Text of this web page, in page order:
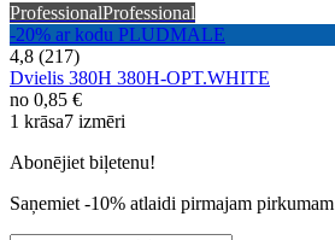
ProfessionalProfessional
-20% ar kodu PLUDMALE
4,8 (217)
Dvielis 380H 380H-OPT.WHITE
no 0,85 €
1 krāsa7 izmēri
Abonējiet biļetenu!
Saņemiet -10% atlaidi pirmajam pirkumam